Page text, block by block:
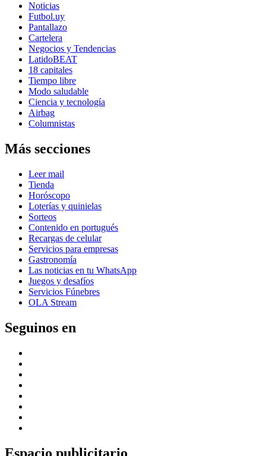
Noticias
Futbol.uy
Pantallazo
Cartelera
Negocios y Tendencias
LatidoBEAT
18 capitales
Tiempo libre
Modo saludable
Ciencia y tecnología
Airbag
Columnistas
Más secciones
Leer mail
Tienda
Horóscopo
Loterías y quinielas
Sorteos
Contenido en portugués
Recargas de celular
Servicios para empresas
Gastronomía
Las noticias en tu WhatsApp
Juegos y desafíos
Servicios Fúnebres
OLA Stream
Seguinos en